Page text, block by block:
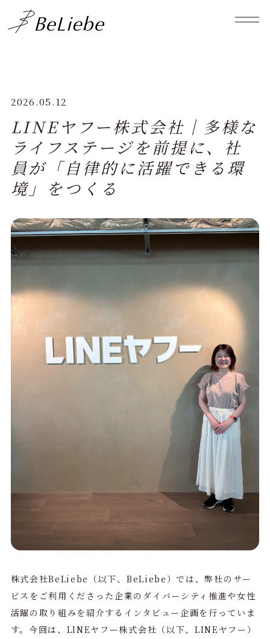
2026.05.12
LINEヤフー株式会社｜多様な
ライフステージを前提に、社
員が「自律的に活躍できる環
境」をつくる
株式会社BeLiebe（以下、BeLiebe）では、弊社のサー
ビスをご利用くださった企業のダイバーシティ推進や女性
活躍の取り組みを紹介するインタビュー企画を行っていま
す。今回は、LINEヤフー株式会社（以下、LINEヤフー）